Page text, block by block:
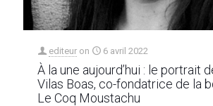
editeur on 6 avril 2022
À la une aujourd’hui : le portrait
Vilas Boas, co-fondatrice de la
Le Coq Moustachu